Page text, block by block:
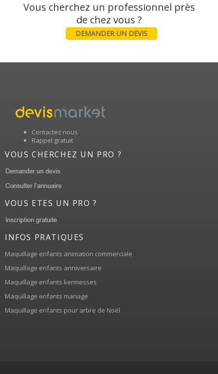
Vous cherchez un professionnel près
DEMANDER UN DEVIS
Contactez nous
Rappel gratuit
VOUS CHERCHEZ UN PRO ?
VOUS ETES UN PRO ?
INFOS PRATIQUES
Maquillage enfants animation commerciale
Maquillage enfants anniversaire
Maquillage enfants kermesses
Maquillage enfants mariage
Maquillage enfants pour arbre de Noël